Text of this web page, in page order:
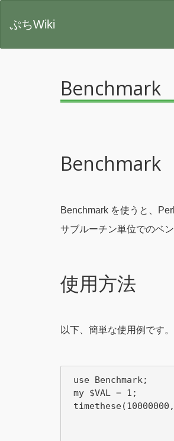
ぷちWiki
Benchmark
Benchmark
Benchmark を使うと、
サブルーチン単位でのベ
使用方法
以下、簡単な使用例です。
use Benchmark;
my $VAL = 1;